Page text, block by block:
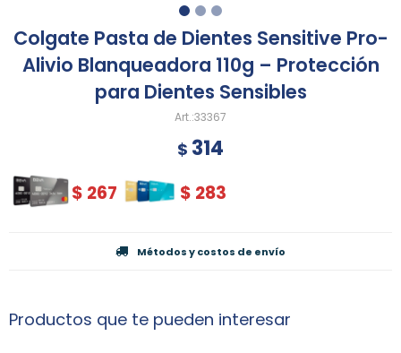
Colgate Pasta de Dientes Sensitive Pro-
Alivio Blanqueadora 110g – Protección
para Dientes Sensibles
33367
$ 314
$ 267 $ 283
Métodos y costos de envío
Productos que te pueden interesar